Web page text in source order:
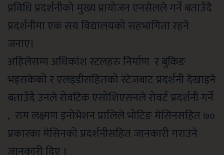
प्रविधि प्रदर्शनीकोमुख्य प्रायोजन एनसेलले गर्ने बताउँदै
प्रदर्शनीमा एकसय विद्यालयको सहभागिता रहने
जनाए।
अहिलेसम्म अधिकांश स्टलहरु निर्माण र बुकिङ
भइसकेको र एलइडीसहितको स्टेजबाट प्रदर्शनी देखाइने
बताउँदै उनलेरोवटिक एसोशिएसनले रोवर्ट प्रदर्शनी गर्ने
, राम लक्ष्मण इनोभेशन प्रालिले भोटिङ मेसिनसहित ७०
प्रकारका मेसिनको प्रदर्शनीसहित जानकारी गराउने